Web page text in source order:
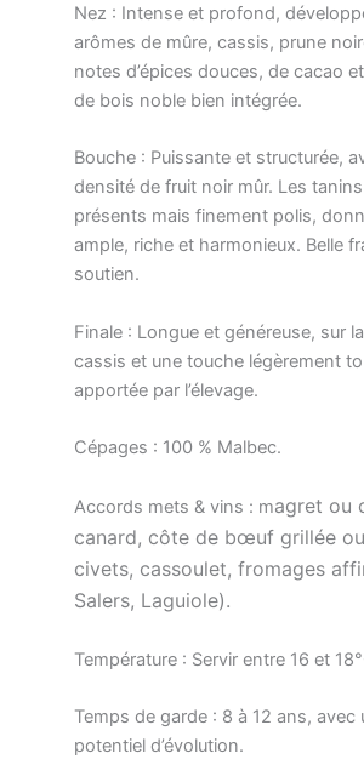
Nez : Intense et profond,
arômes de mûre, cassis, prune
notes d’épices douces, de cacao
de bois noble bien intégrée.
Bouche : Puissante et structurée,
densité de fruit noir mûr. Les
présents mais finement polis,
ample, riche et harmonieux. Belle
soutien.
Finale : Longue et généreuse, sur
cassis et une touche légèrement
apportée par l’élevage.
Cépages : 100 % Malbec.
Accords mets & vins : magret ou
canard, côte de bœuf grillée
civets, cassoulet, fromages
Salers, Laguiole).
Température : Servir entre 16 et
Temps de garde : 8 à 12 ans, avec
potentiel d’évolution.